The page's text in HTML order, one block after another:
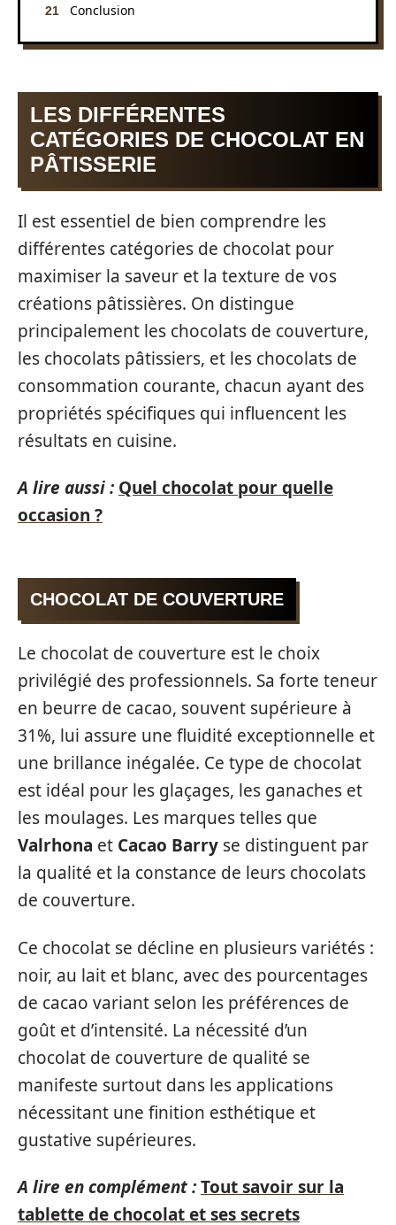
Conclusion
LES DIFFÉRENTES
CATÉGORIES DE CHOCOLAT EN
PÂTISSERIE
Il est essentiel de bien comprendre les
différentes catégories de chocolat pour
maximiser la saveur et la texture de vos
créations pâtissières. On distingue
principalement les chocolats de couverture,
les chocolats pâtissiers, et les chocolats de
consommation courante, chacun ayant des
propriétés spécifiques qui influencent les
résultats en cuisine.
A lire aussi : Quel chocolat pour quelle
occasion ?
CHOCOLAT DE COUVERTURE
Le chocolat de couverture est le choix
privilégié des professionnels. Sa forte teneur
en beurre de cacao, souvent supérieure à
31%, lui assure une fluidité exceptionnelle et
une brillance inégalée. Ce type de chocolat
est idéal pour les glaçages, les ganaches et
les moulages. Les marques telles que
Valrhona et Cacao Barry se distinguent par
la qualité et la constance de leurs chocolats
de couverture.
Ce chocolat se décline en plusieurs variétés :
noir, au lait et blanc, avec des pourcentages
de cacao variant selon les préférences de
goût et d’intensité. La nécessité d’un
chocolat de couverture de qualité se
manifeste surtout dans les applications
nécessitant une finition esthétique et
gustative supérieures.
A lire en complément :Tout savoir sur la
tablette de chocolat et ses secrets